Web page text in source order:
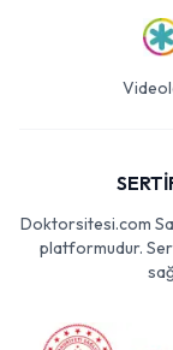
Doktorsitesi.com
platformudur.